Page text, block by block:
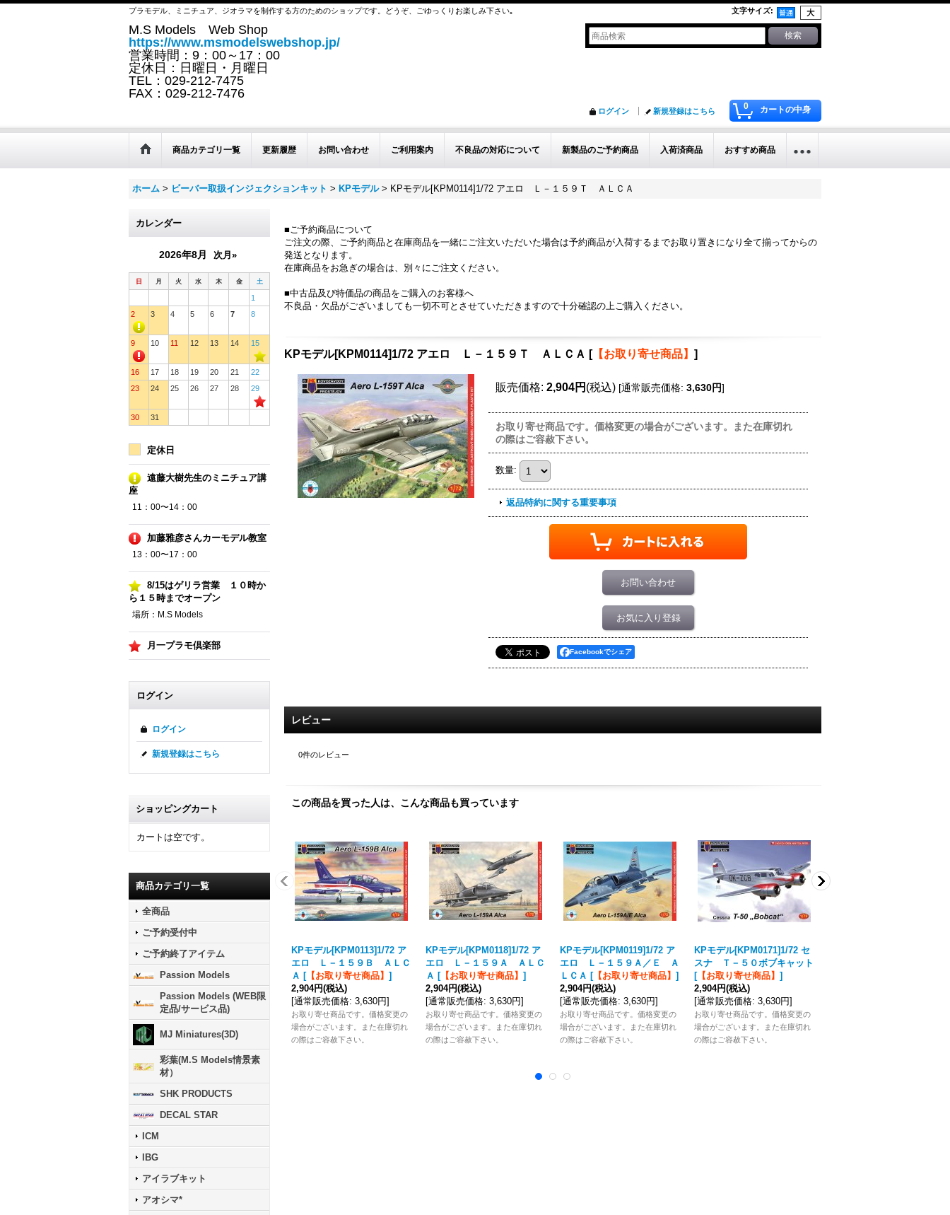
プラモデル、ミニチュア、ジオラマを制作する方のためのショップです。どうぞ、ごゆっくりお楽しみ下さい｡ 文字サイズ:
M.S Models Web Shop
https://www.msmodelswebshop.jp/
営業時間：9：00～17：00
定休日：日曜日・月曜日
TEL：029-212-7475
FAX：029-212-7476
0 カートの中身
ログイン 新規登録はこちら
商品カテゴリ一覧 更新履歴 お問い合わせ ご利用案内 不良品の対応について 新製品のご予約商品 入荷済商品 おすすめ商品
ホーム > ビーバー取扱インジェクションキット > KPモデル > KPモデル[KPM0114]1/72 アエロ Ｌ－１５９Ｔ ＡＬＣＡ
カレンダー
2026年8月 次月»
日 月 火 水 木 金 土
1
2
3 4 5 6 7 8
9 10 11 12 13 14 15
16 17 18 19 20 21
22
23
24 25 26 27 28 29
30 31
定休日
遠藤大樹先生のミニチュア講
座
11：00〜14：00
加藤雅彦さんカーモデル教室
13：00〜17：00
8/15はゲリラ営業 １０時か
ら１５時までオープン
場所：M.S Models
月一プラモ倶楽部
ログイン
ログイン
新規登録はこちら
ショッピングカート
カートは空です。
商品カテゴリ一覧
全商品
ご予約受付中
ご予約終了アイテム
Passion Models
Passion Models (WEB限
定品/サービス品)
MJ Miniatures(3D)
彩葉(M.S Models情景素
材）
SHK PRODUCTS
DECAL STAR
ICM
IBG
アイラブキット
アオシマ*
■ご予約商品について
ご注文の際、ご予約商品と在庫商品を一緒にご注文いただいた場合は予約商品が入荷するまでお取り置きになり全て揃ってからの
発送となります。
在庫商品をお急ぎの場合は、別々にご注文ください。
■中古品及び特価品の商品をご購入のお客様へ
不良品・欠品がございましても一切不可とさせていただきますので十分確認の上ご購入ください。
KPモデル[KPM0114]1/72 アエロ Ｌ－１５９Ｔ ＡＬＣＡ [【お取り寄せ商品】 ]
販売価格: 2,904円 (税込) [通常販売価格: 3,630円]
お取り寄せ商品です。価格変更の場合がございます。また在庫切れ
の際はご容赦下さい。
数量:
返品特約に関する重要事項
お問い合わせ
お気に入り登録
Facebookでシェア
レビュー
0件のレビュー
この商品を買った人は、こんな商品も買っています
KPモデル[KPM0113]1/72 ア
エロ Ｌ－１５９Ｂ ＡＬＣ
Ａ [【お取り寄せ商品】 ]
2,904円(税込)
[通常販売価格: 3,630円]
お取り寄せ商品です。価格変更の
場合がございます。また在庫切れ
の際はご容赦下さい。
KPモデル[KPM0118]1/72 ア
エロ Ｌ－１５９Ａ ＡＬＣ
Ａ [【お取り寄せ商品】 ]
2,904円(税込)
[通常販売価格: 3,630円]
お取り寄せ商品です。価格変更の
場合がございます。また在庫切れ
の際はご容赦下さい。
KPモデル[KPM0119]1/72 ア
エロ Ｌ－１５９Ａ／Ｅ Ａ
ＬＣＡ [【お取り寄せ商品】 ]
2,904円(税込)
[通常販売価格: 3,630円]
お取り寄せ商品です。価格変更の
場合がございます。また在庫切れ
の際はご容赦下さい。
KPモデル[KPM0171]1/72 セ
スナ Ｔ－５０ボブキャット
[【お取り寄せ商品】 ]
2,904円(税込)
[通常販売価格: 3,630円]
お取り寄せ商品です。価格変更の
場合がございます。また在庫切れ
の際はご容赦下さい。